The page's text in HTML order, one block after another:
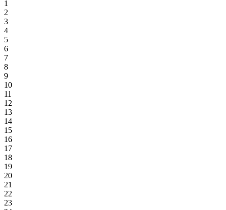
1
2
3
4
5
6
7
8
9
10
11
12
13
14
15
16
17
18
19
20
21
22
23